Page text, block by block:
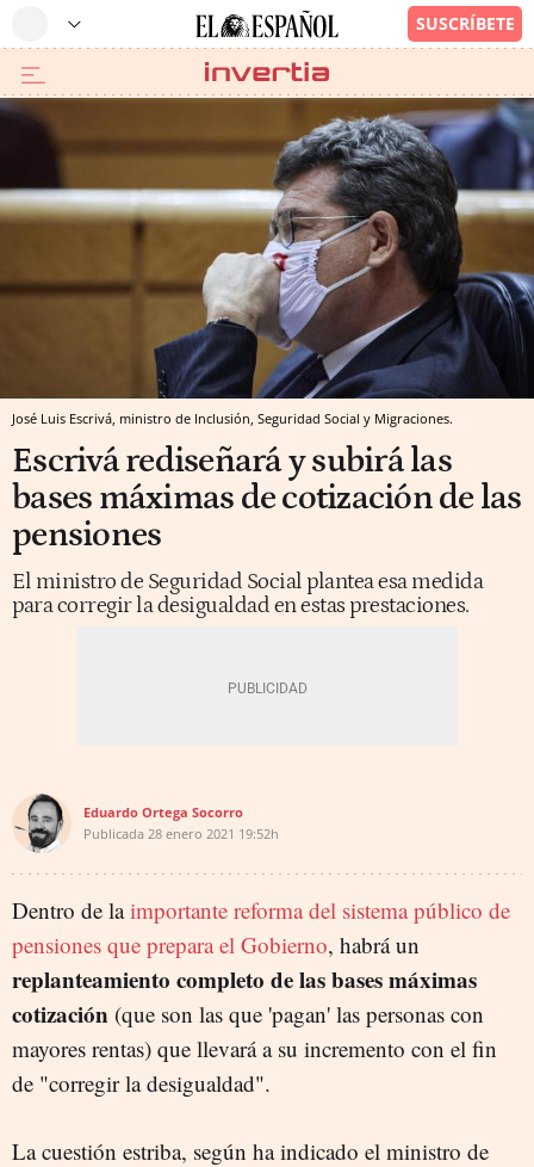
José Luis Escrivá, ministro de Inclusión, Seguridad Social y Migraciones.
Escrivá rediseñará y subirá las
bases máximas de cotización de las
pensiones
El ministro de Seguridad Social plantea esa medida
para corregir la desigualdad en estas prestaciones.
Eduardo Ortega Socorro
Publicada 28 enero 2021 19:52h
Dentro de laimportante reforma del sistema público de
pensiones que prepara el Gobierno, habrá un
replanteamiento completo de las bases máximas
cotización (que son las que 'pagan' las personas con
mayores rentas) que llevará a su incremento con el fin
de "corregir la desigualdad".
La cuestión estriba, según ha indicado el ministro de